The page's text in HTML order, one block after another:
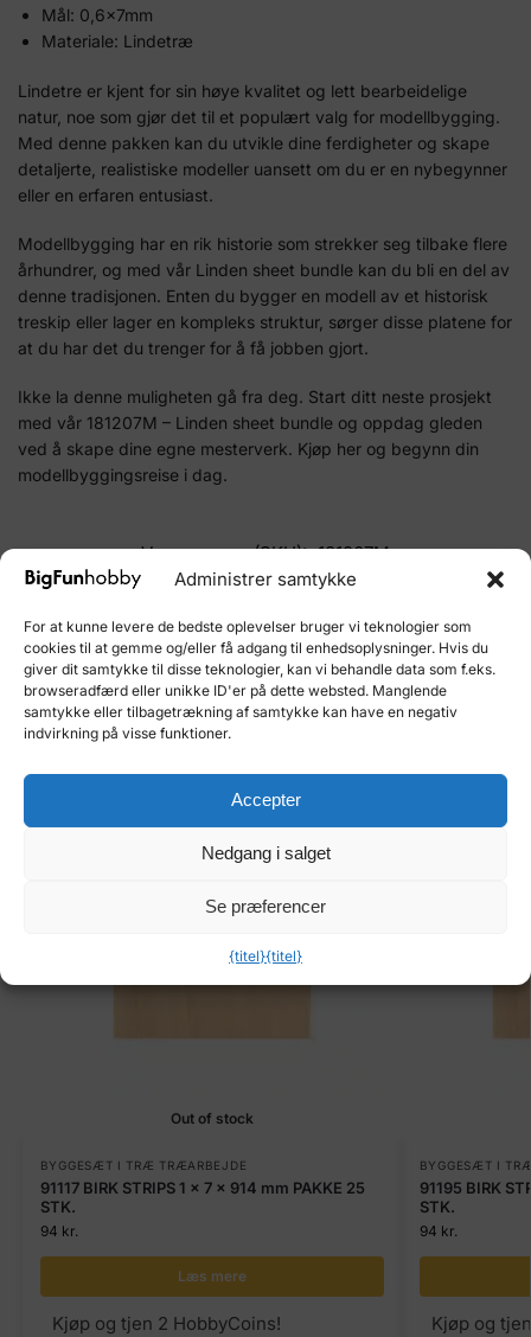
Administrer samtykke
For at kunne levere de bedste oplevelser bruger vi teknologier som
cookies til at gemme og/eller få adgang til enhedsoplysninger. Hvis du
giver dit samtykke til disse teknologier, kan vi behandle data som f.eks.
browseradfærd eller unikke ID'er på dette websted. Manglende
samtykke eller tilbagetrækning af samtykke kan have en negativ
indvirkning på visse funktioner.
Accepter
Nedgang i salget
Se præferencer
{titel}{titel}
Mål: 0,6x7mm
Materiale: Lindetræ
Lindetre er kjent for sin høye kvalitet og lett bearbeidelige
natur, noe som gjør det til et populært valg for modellbygging.
Med denne pakken kan du utvikle dine ferdigheter og skape
detaljerte, realistiske modeller uansett om du er en nybegynner
eller en erfaren entusiast.
Modellbygging har en rik historie som strekker seg tilbake flere
århundrer, og med vår Linden sheet bundle kan du bli en del av
denne tradisjonen. Enten du bygger en modell av et historisk
treskip eller lager en kompleks struktur, sørger disse platene for
at du har det du trenger for å få jobben gjort.
Ikke la denne muligheten gå fra deg. Start ditt neste prosjekt
med vår 181207M – Linden sheet bundle og oppdag gleden
ved å skape dine egne mesterverk. Kjøp her og begynn din
modellbyggingsreise i dag.
Varenummer (SKU): 181207M
Kategori: Byggesæt i træ Træarbejde
Relaterede varer
Out of stock
BYGGESÆT I TRÆ TRÆARBEJDE
91117 BIRK STRIPS 1 x 7 x 914 mm PAKKE 25
STK.
94 kr.
Læs mere
Kjøp og tjen 2 HobbyCoins!
BYGGESÆT I
91195 BIRK
STK.
94 kr.
Kjøp og